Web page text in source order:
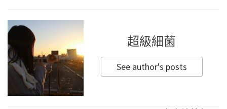
超級細菌
See author's posts